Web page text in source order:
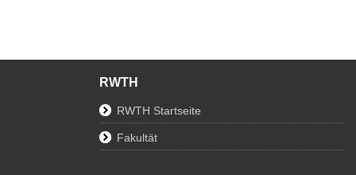
RWTH
RWTH Startseite
Fakultät